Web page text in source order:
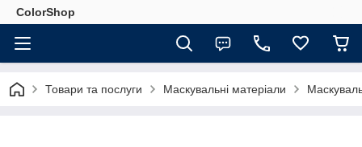
ColorShop
Товари та послуги Маскувальні матеріали